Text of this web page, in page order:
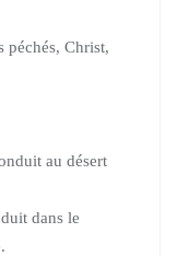
péchés, Christ,
au désert
dans le